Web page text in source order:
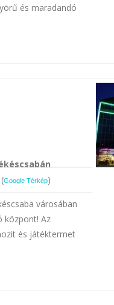
és maradandó
Google Térkép)
városában
központ! Az
és játéktermet